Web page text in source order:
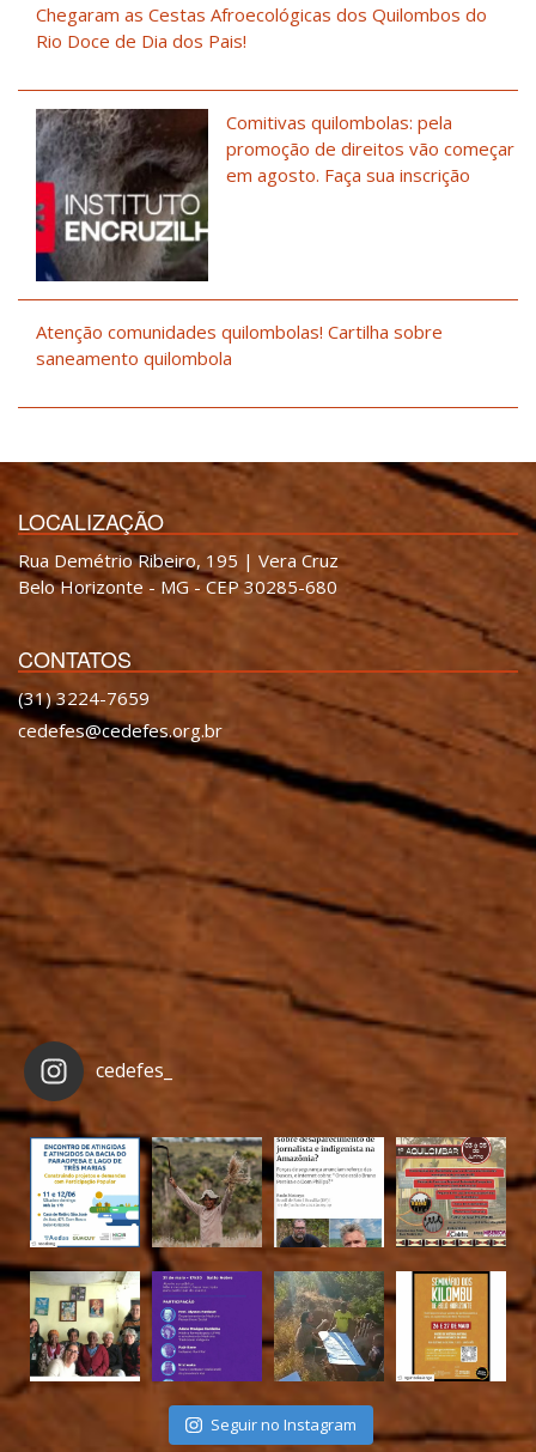
Chegaram as Cestas Afroecológicas dos Quilombos do
Rio Doce de Dia dos Pais!
Comitivas quilombolas: pela
promoção de direitos vão começar
em agosto. Faça sua inscrição
Atenção comunidades quilombolas! Cartilha sobre
saneamento quilombola
LOCALIZAÇÃO
Rua Demétrio Ribeiro, 195 | Vera Cruz
Belo Horizonte - MG - CEP 30285-680
CONTATOS
(31) 3224-7659
cedefes@cedefes.org.br
cedefes_
Seguir no Instagram